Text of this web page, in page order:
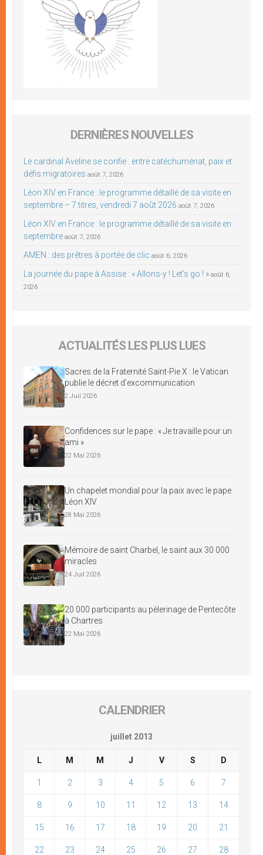
DERNIÈRES NOUVELLES
Le cardinal Aveline se confie : entre catéchuménat, paix et
défis migratoires août 7, 2026
Léon XIV en France : le programme détaillé de sa visite en
septembre – 7 titres, vendredi 7 août 2026 août 7, 2026
Léon XIV en France : le programme détaillé de sa visite en
septembre août 7, 2026
AMEN : des prêtres à portée de clic août 6, 2026
La journée du pape à Assise : « Allons-y ! Let’s go ! » août 6,
2026
ACTUALITÉS LES PLUS LUES
Sacres de la Fraternité Saint-Pie X : le Vatican
publie le décret d’excommunication
2 Juil 2026
Confidences sur le pape : « Je travaille pour un
ami »
22 Mai 2026
Un chapelet mondial pour la paix avec le pape
Léon XIV
28 Mai 2026
Mémoire de saint Charbel, le saint aux 30 000
miracles
24 Juil 2026
20 000 participants au pèlerinage de Pentecôte
à Chartres
22 Mai 2026
CALENDRIER
juillet 2013
L M M J V S D
1 2 3 4 5 6 7
8 9 10 11 12 13 14
15 16 17 18 19 20 21
22 23 24 25 26 27 28